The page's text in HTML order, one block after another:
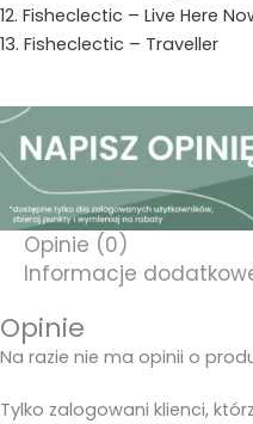
12. Fisheclectic – Live Here
13. Fisheclectic – Traveller
Opinie (0)
Informacje
Opinie
Na razie nie ma opinii o
Tylko zalogowani klienci,